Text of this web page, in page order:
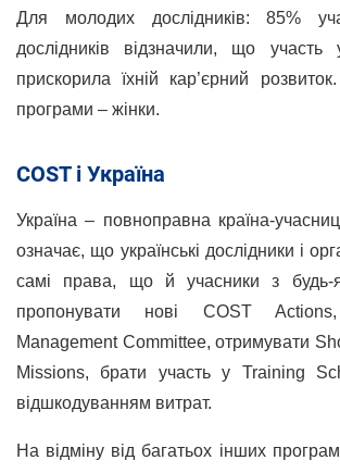
Для молодих дослідників: 85%
дослідників відзначили, що
прискорила їхній кар’єрний
програми – жінки.
COST і Україна
Україна – повноправна країна-
означає, що українські дослідники і
самі права, що й учасники з будь-
пропонувати нові COST
Management Committee, отримувати
Missions, брати участь у Training
відшкодуванням витрат.
На відміну від багатьох інших